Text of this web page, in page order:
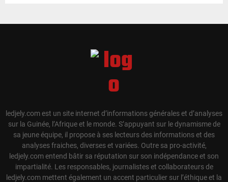
ledjely.com est un site internet d’informations générales et d’analyses
sur la Guinée, l’Afrique et le monde. S’appuyant sur le dynamisme de
sa jeune équipe, il propose à ses lecteurs des informations et des
analyses fraiches, diverses et variées. Outre sa pro-activité,
ledjely.com entend bâtir sa réputation sur son indépendance et son
impartialité. Les responsables, journalistes et collaborateurs de
ledjely.com mettent également un accent particulier sur l’éthique et la